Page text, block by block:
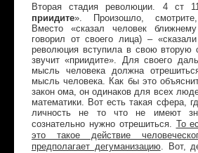
Вторая стадия революции. 4 ст
приидите». Произошло,
Вместо «сказал человек
говорил от своего лица) –
революция вступила в свою вторую
звучит «приидите». Для своего
мысль человека должна
мысль человека. Как бы это
закон ома, он одинаков для всех
математики. Вот есть такая сфера,
личность не то что не имеют
сознательно нужно отрешиться. То
это такое действие
предполагает дегуманизацию. Вот,